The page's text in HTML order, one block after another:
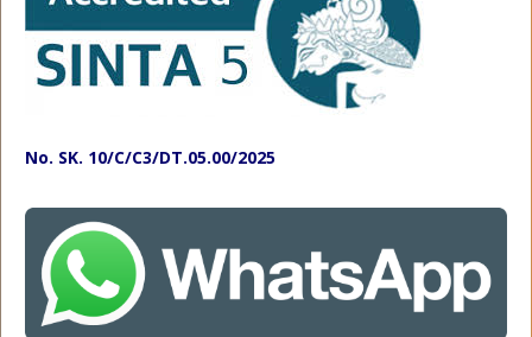
No. SK. 10/C/C3/DT.05.00/2025